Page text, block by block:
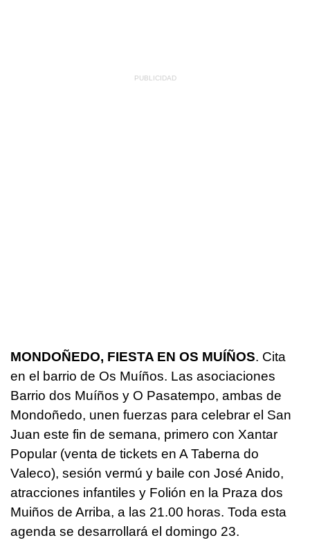
MONDOÑEDO, FIESTA EN OS MUÍÑOS. Cita
en el barrio de Os Muíños. Las asociaciones
Barrio dos Muíños y O Pasatempo, ambas de
Mondoñedo, unen fuerzas para celebrar el San
Juan este fin de semana, primero con Xantar
Popular (venta de tickets en A Taberna do
Valeco), sesión vermú y baile con José Anido,
atracciones infantiles y Folión en la Praza dos
Muiños de Arriba, a las 21.00 horas. Toda esta
agenda se desarrollará el domingo 23.